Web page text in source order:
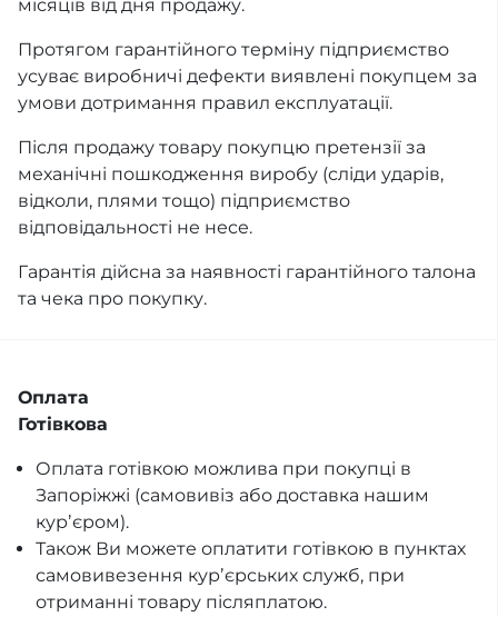
місяців від дня продажу.
Протягом гарантійного терміну підприємство
усуває виробничі дефекти виявлені покупцем за
умови дотримання правил експлуатації.
Після продажу товару покупцю претензії за
механічні пошкодження виробу (сліди ударів,
відколи, плями тощо) підприємство
відповідальності не несе.
Гарантія дійсна за наявності гарантійного талона
та чека про покупку.
Оплата
Готівкова
Оплата готівкою можлива при покупці в
Запоріжжі (самовивіз або доставка нашим
курʼєром).
Також Ви можете оплатити готівкою в пунктах
самовивезення курʼєрських служб, при
отриманні товару післяплатою.